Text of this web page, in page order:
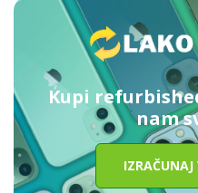
Kupi
nam
IZRAČUNAJ